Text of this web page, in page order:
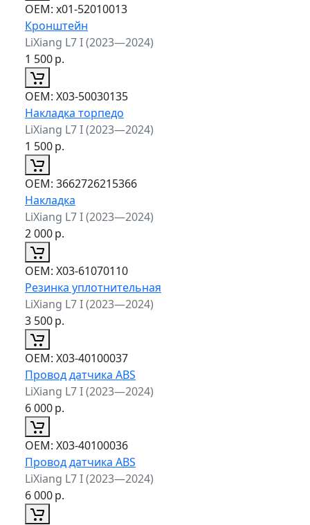
ОЕМ: x01-52010013
Кронштейн
LiXiang L7 I (2023—2024)
1 500р.
ОЕМ: X03-50030135
Накладка торпедо
LiXiang L7 I (2023—2024)
1 500р.
ОЕМ: 3662726215366
Накладка
LiXiang L7 I (2023—2024)
2 000р.
ОЕМ: X03-61070110
Резинка уплотнительная
LiXiang L7 I (2023—2024)
3 500р.
ОЕМ: X03-40100037
Провод датчика ABS
LiXiang L7 I (2023—2024)
6 000р.
ОЕМ: X03-40100036
Провод датчика ABS
LiXiang L7 I (2023—2024)
6 000р.